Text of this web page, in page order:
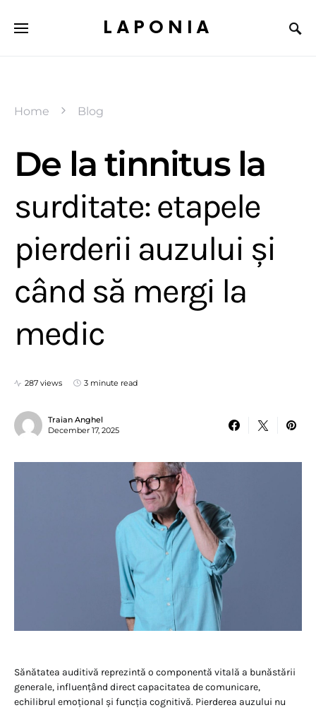
LAPONIA
Home Blog
De la tinnitus la
surditate: etapele
pierderii auzului și
când să mergi la
medic
287 views 3 minute read
Traian Anghel
December 17, 2025
Sănătatea auditivă reprezintă o componentă vitală a bunăstării
generale, influențând direct capacitatea de comunicare,
echilibrul emoțional și funcția cognitivă. Pierderea auzului nu